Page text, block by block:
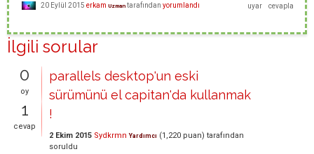
20 Eylül 2015 erkam Uzman tarafından yorumlandı
İlgili sorular
0
oy
1
cevap
parallels desktop'un eski
sürümünü el capitan'da kullanmak
!
2 Ekim 2015 Sydkrmn Yardımcı (1,220 puan) tarafından
soruldu